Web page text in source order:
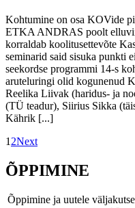
Kohtumine on osa KOVide
ETKA ANDRAS poolt
korraldab koolitusettevõte
seminarid said sisuka punkti
seekordse programmi 14-s
aruteluringi olid kogunenud
Reelika Liivak (haridus- ja
(TÜ teadur), Siirius Sikka
Kährik [...]
1 2Next
ÕPPIMINE
Õppimine ja uutele